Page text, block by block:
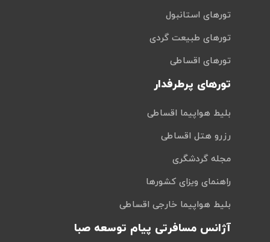
تورهای استانبول
تورهای طبیعت گردی
تورهای اقساطی
تورهای پرطرفدار
بلیط هواپیما اقساطی
رزرو هتل اقساطی
مجله گردشگری
راهنمای ویزای کشورها
بلیط هواپیما خارجی اقساطی
آژانس مسافرتی پیام توسعه صبا